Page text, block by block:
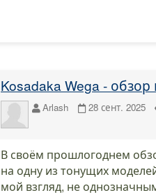
Kosadaka Wega -
Arlash 28 сент. 2025
В своём прошлогоднем
на одну из тонущих
мой взгляд, не